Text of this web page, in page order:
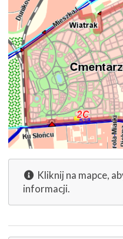
Kliknij na mapce,
informacji.